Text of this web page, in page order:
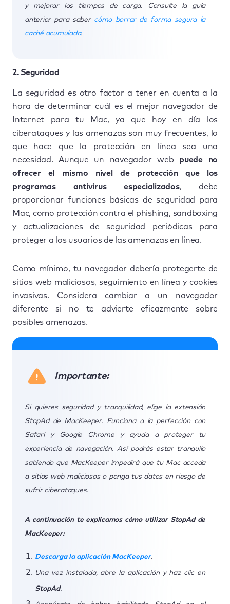
y mejorar los tiempos de carga. Consulte la guía
anterior para saber cómo borrar de forma segura la
caché acumulada.
2. Seguridad
La seguridad es otro factor a tener en cuenta a la
hora de determinar cuál es el mejor navegador de
Internet para tu Mac, ya que hoy en día los
ciberataques y las amenazas son muy frecuentes, lo
que hace que la protección en línea sea una
necesidad. Aunque un navegador web puede no
ofrecer el mismo nivel de protección que los
programas antivirus especializados, debe
proporcionar funciones básicas de seguridad para
Mac, como protección contra el phishing, sandboxing
y actualizaciones de seguridad periódicas para
proteger a los usuarios de las amenazas en línea.
Como mínimo, tu navegador debería protegerte de
sitios web maliciosos, seguimiento en línea y cookies
invasivas. Considera cambiar a un navegador
diferente si no te advierte eficazmente sobre
posibles amenazas.
Importante:
Si quieres seguridad y tranquilidad, elige la extensión
StopAd de MacKeeper. Funciona a la perfección con
Safari y Google Chrome y ayuda a proteger tu
experiencia de navegación. Así podrás estar tranquilo
sabiendo que MacKeeper impedirá que tu Mac acceda
a sitios web maliciosos o ponga tus datos en riesgo de
sufrir ciberataques.
A continuación te explicamos cómo utilizar StopAd de
MacKeeper:
Descarga la aplicación MacKeeper.
Una vez instalada, abre la aplicación y haz clic en
StopAd.